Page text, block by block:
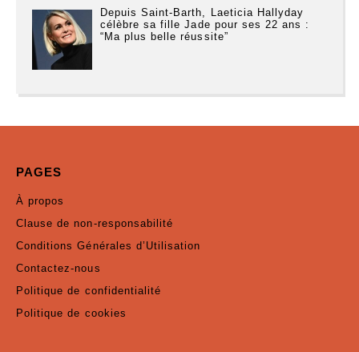
Depuis Saint-Barth, Laeticia Hallyday
célèbre sa fille Jade pour ses 22 ans :
“Ma plus belle réussite”
PAGES
À propos
Clause de non-responsabilité
Conditions Générales d’Utilisation
Contactez-nous
Politique de confidentialité
Politique de cookies